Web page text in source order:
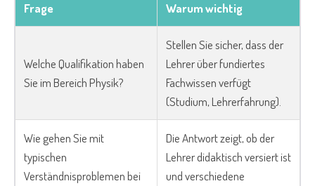
Frage Warum wichtig
Welche Qualifikation haben
Sie im Bereich Physik?
Stellen Sie sicher, dass der
Lehrer über fundiertes
Fachwissen verfügt
(Studium, Lehrerfahrung).
Wie gehen Sie mit
typischen
Verständnisproblemen bei
Die Antwort zeigt, ob der
Lehrer didaktisch versiert ist
und verschiedene